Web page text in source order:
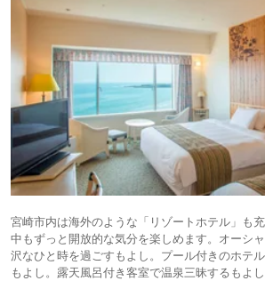
宮崎市内は海外のような「リゾートホテル」も
中もずっと開放的な気分を楽しめます。オーシ
沢なひと時を過ごすもよし。プール付きのホテ
もよし。露天風呂付き客室で温泉三昧するもよ